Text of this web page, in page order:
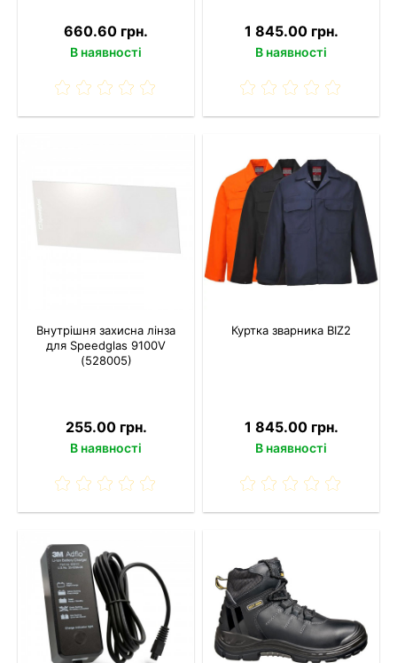
660.60 грн.
В наявності
1 845.00 грн.
В наявності
Внутрішня захисна лінза
для Speedglas 9100V
(528005)
255.00 грн.
В наявності
Куртка зварника BIZ2
1 845.00 грн.
В наявності